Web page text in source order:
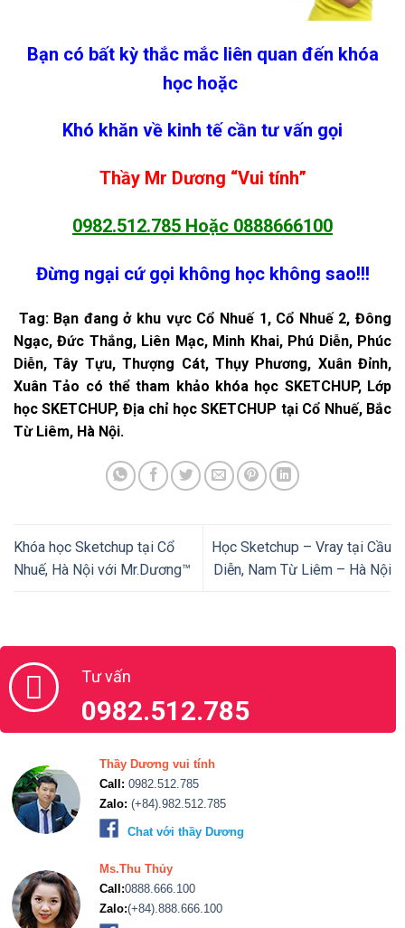
Bạn có bất kỳ thắc mắc liên quan đến khóa
học hoặc
Khó khăn về kinh tế cần tư vấn gọi
Thầy Mr Dương “Vui tính”
0982.512.785 Hoặc 0888666100
Đừng ngại cứ gọi không học không sao!!!
Tag: Bạn đang ở khu vực Cổ Nhuế 1, Cổ Nhuế 2, Đông
Ngạc, Đức Thắng, Liên Mạc, Minh Khai, Phú Diễn, Phúc
Diễn, Tây Tựu, Thượng Cát, Thụy Phương, Xuân Đỉnh,
Xuân Tảo có thể tham khảo khóa học SKETCHUP, Lớp
học SKETCHUP, Địa chỉ học SKETCHUP tại Cổ Nhuế, Bắc
Từ Liêm, Hà Nội.
Khóa học Sketchup tại Cổ
Nhuế, Hà Nội với Mr.Dương™
Học Sketchup – Vray tại Cầu
Diễn, Nam Từ Liêm – Hà Nội
Tư vấn
0982.512.785
Thầy Dương vui tính
Call: 0982.512.785
Zalo: (+84).982.512.785
Chat với thầy Dương
Ms.Thu Thủy
Call:0888.666.100
Zalo:(+84).888.666.100